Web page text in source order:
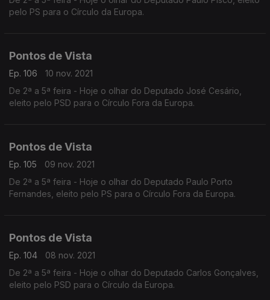
pelo PS para o Círculo da Europa.
Pontos de Vista
Ep. 106
10 nov. 2021
De 2ª a 5ª feira - Hoje o olhar do Deputado José Cesário,
eleito pelo PSD para o Círculo Fora da Europa.
Pontos de Vista
Ep. 105
09 nov. 2021
De 2ª a 5ª feira - Hoje o olhar do Deputado Paulo Porto
Fernandes, eleito pelo PS para o Círculo Fora da Europa.
Pontos de Vista
Ep. 104
08 nov. 2021
De 2ª a 5ª feira - Hoje o olhar do Deputado Carlos Gonçalves,
eleito pelo PSD para o Círculo da Europa.